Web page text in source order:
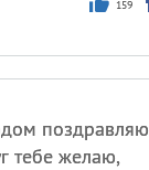
159
тебе желаю,